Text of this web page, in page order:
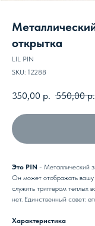
открытка
LIL PIN
SKU: 12288
350,00 р. 550,00 р.
Это PIN - Металлический
Он может отображать вашу
служить триггером теплых
нет. Единственный совет:
Характеристика